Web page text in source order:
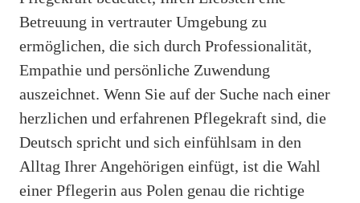
Betreuung in vertrauter Umgebung zu
ermöglichen, die sich durch Professionalität,
Empathie und persönliche Zuwendung
auszeichnet. Wenn Sie auf der Suche nach einer
herzlichen und erfahrenen Pflegekraft sind, die
Deutsch spricht und sich einfühlsam in den
Alltag Ihrer Angehörigen einfügt, ist die Wahl
einer Pflegerin aus Polen genau die richtige